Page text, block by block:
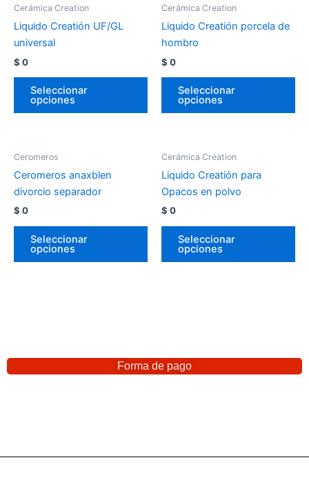
Cerámica Creation
Liquido Creatión UF/GL
universal
$ 0
Seleccionar
opciones
Cerámica Creation
Liquido Creatión porcela de
hombro
$ 0
Seleccionar
opciones
Ceromeros
Ceromeros anaxblen
divorcio separador
$ 0
Seleccionar
opciones
Cerámica Creation
Liquido Creatión para
Opacos en polvo
$ 0
Seleccionar
opciones
Forma de pago